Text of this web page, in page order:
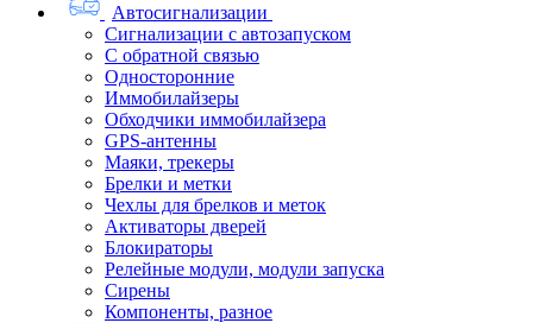
Автосигнализации
Сигнализации с автозапуском
С обратной связью
Односторонние
Иммобилайзеры
Обходчики иммобилайзера
GPS-антенны
Маяки, трекеры
Брелки и метки
Чехлы для брелков и меток
Активаторы дверей
Блокираторы
Релейные модули, модули запуска
Сирены
Компоненты, разное